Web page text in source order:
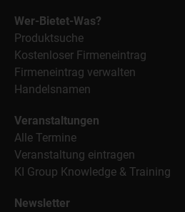
Wer-Bietet-Was?
Produktsuche
Kostenloser Firmeneintrag
Firmeneintrag verwalten
Handelsnamen
Veranstaltungen
Alle Termine
Veranstaltung eintragen
KI Group Knowledge & Training
Newsletter